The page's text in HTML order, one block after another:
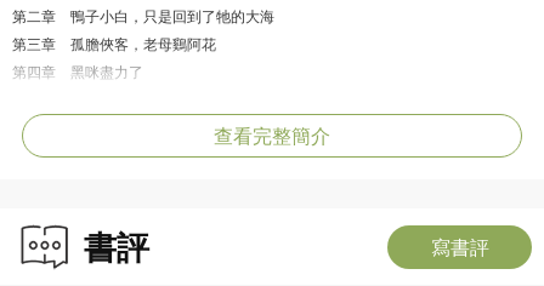
第二章 鴨子小白，只是回到了牠的大海
第三章 孤膽俠客，老母鷄阿花
第四章 黑咪盡力了
第六章 鴿子米點的天空
代後記 那隻記憶力最好的狗
前言
說起來似乎不是什麼大事，但我耿耿於懷許多年了。
查看完整簡介
書評 寫書評